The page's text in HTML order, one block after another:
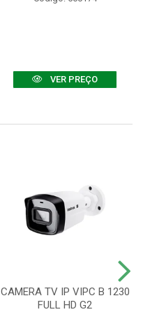
VER PREÇO
CAMERA TV IP VIPC B 1230
FULL HD G2